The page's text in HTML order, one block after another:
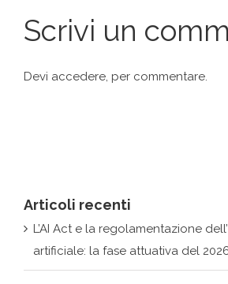
Scrivi un
Devi accedere, per commentare.
Articoli recenti
L’AI Act e la regolamentazione
artificiale: la fase attuativa del